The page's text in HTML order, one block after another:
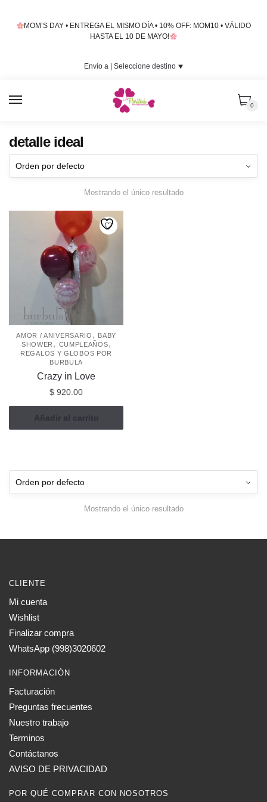
MOM’S DAY • ENTREGA EL MISMO DÍA • 10% OFF: MOM10 • VÁLIDO
HASTA EL 10 DE MAYO!
Envío a | Seleccione destino⯆
0
detalle ideal
Mostrando el único resultado
AMOR / ANIVERSARIO , BABY
SHOWER , CUMPLEAÑOS,
REGALOS Y GLOBOS POR
BURBULA
Crazy in Love
$ 920.00
Añadir al carrito
Mostrando el único resultado
CLIENTE
Mi cuenta
Wishlist
Finalizar compra
WhatsApp (998)3020602
INFORMACIÓN
Facturación
Preguntas frecuentes
Nuestro trabajo
Terminos
Contáctanos
AVISO DE PRIVACIDAD
POR QUÉ COMPRAR CON NOSOTROS